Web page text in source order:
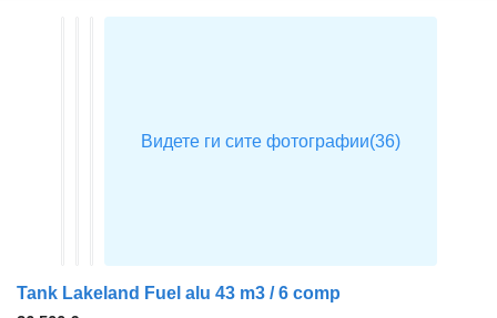
Tank Lakeland Fuel alu 43 m3 / 6 comp